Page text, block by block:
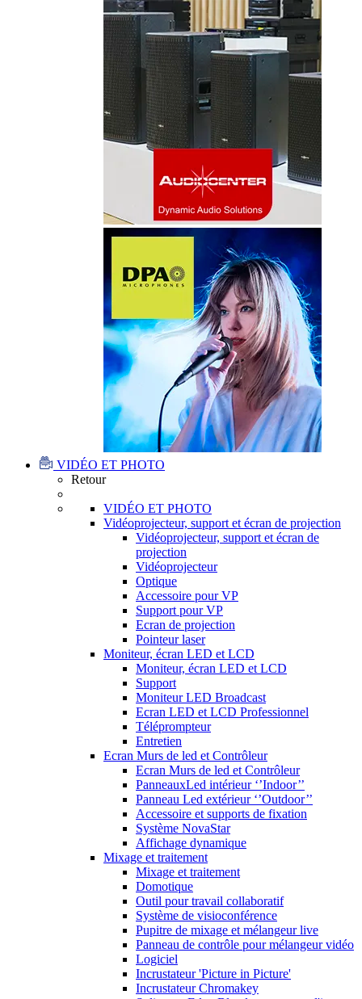
VIDÉO ET PHOTO
Retour
VIDÉO ET PHOTO
Vidéoprojecteur, support et écran de projection
Vidéoprojecteur, support et écran de
projection
Vidéoprojecteur
Optique
Accessoire pour VP
Support pour VP
Ecran de projection
Pointeur laser
Moniteur, écran LED et LCD
Moniteur, écran LED et LCD
Support
Moniteur LED Broadcast
Ecran LED et LCD Professionnel
Téléprompteur
Entretien
Ecran Murs de led et Contrôleur
Ecran Murs de led et Contrôleur
PanneauxLed intérieur ‘’Indoor’’
Panneau Led extérieur ‘’Outdoor’’
Accessoire et supports de fixation
Système NovaStar
Affichage dynamique
Mixage et traitement
Mixage et traitement
Domotique
Outil pour travail collaboratif
Système de visioconférence
Pupitre de mixage et mélangeur live
Panneau de contrôle pour mélangeur vidéo
Logiciel
Incrustateur 'Picture in Picture'
Incrustateur Chromakey